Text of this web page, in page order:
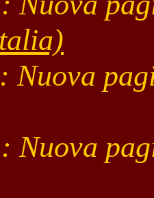
Nuova
Nuova